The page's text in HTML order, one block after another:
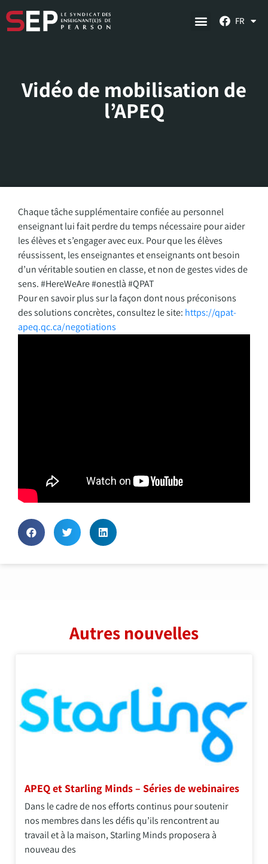
FR
Vidéo de mobilisation de
l’APEQ
Chaque tâche supplémentaire confiée au personnel
enseignant lui fait perdre du temps nécessaire pour aider
les élèves et s’engager avec eux. Pour que les élèves
réussissent, les enseignantes et enseignants ont besoin
d’un véritable soutien en classe, et non de gestes vides de
sens. #HereWeAre #onestlà #QPAT
Pour en savoir plus sur la façon dont nous préconisons
des solutions concrètes, consultez le site: https://qpat-
apeq.qc.ca/negotiations
Autres nouvelles
APEQ et Starling Minds – Séries de webinaires
Dans le cadre de nos efforts continus pour soutenir
nos membres dans les défis qu’ils rencontrent au
travail et à la maison, Starling Minds proposera à
nouveau des